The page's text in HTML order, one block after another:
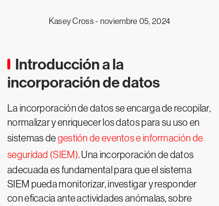
Kasey Cross - noviembre 05, 2024
Introducción a la
incorporación de datos
La incorporación de datos se encarga de recopilar,
normalizar y enriquecer los datos para su uso en
sistemas degestión de eventos e información de
seguridad (SIEM). Una incorporación de datos
adecuada es fundamental para que el sistema
SIEM pueda monitorizar, investigar y responder
con eficacia ante actividades anómalas, sobre